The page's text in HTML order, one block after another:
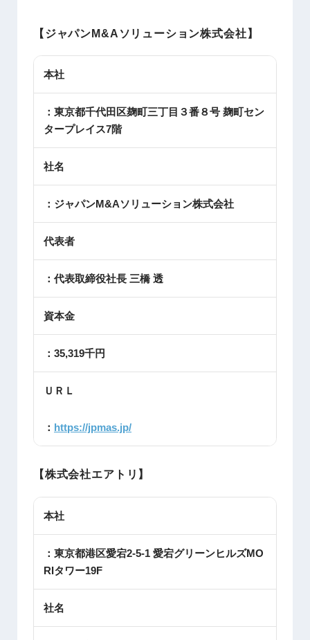
【ジャパンM&Aソリューション株式会社】
本社
：東京都千代田区麹町三丁目３番８号 麹町セン
タープレイス7階
社名
：ジャパンM&Aソリューション株式会社
代表者
：代表取締役社長 三橋 透
資本金
：35,319千円
ＵＲＬ
： https://jpmas.jp/
【株式会社エアトリ】
本社
：東京都港区愛宕2-5-1 愛宕グリーンヒルズMO
RIタワー19F
社名